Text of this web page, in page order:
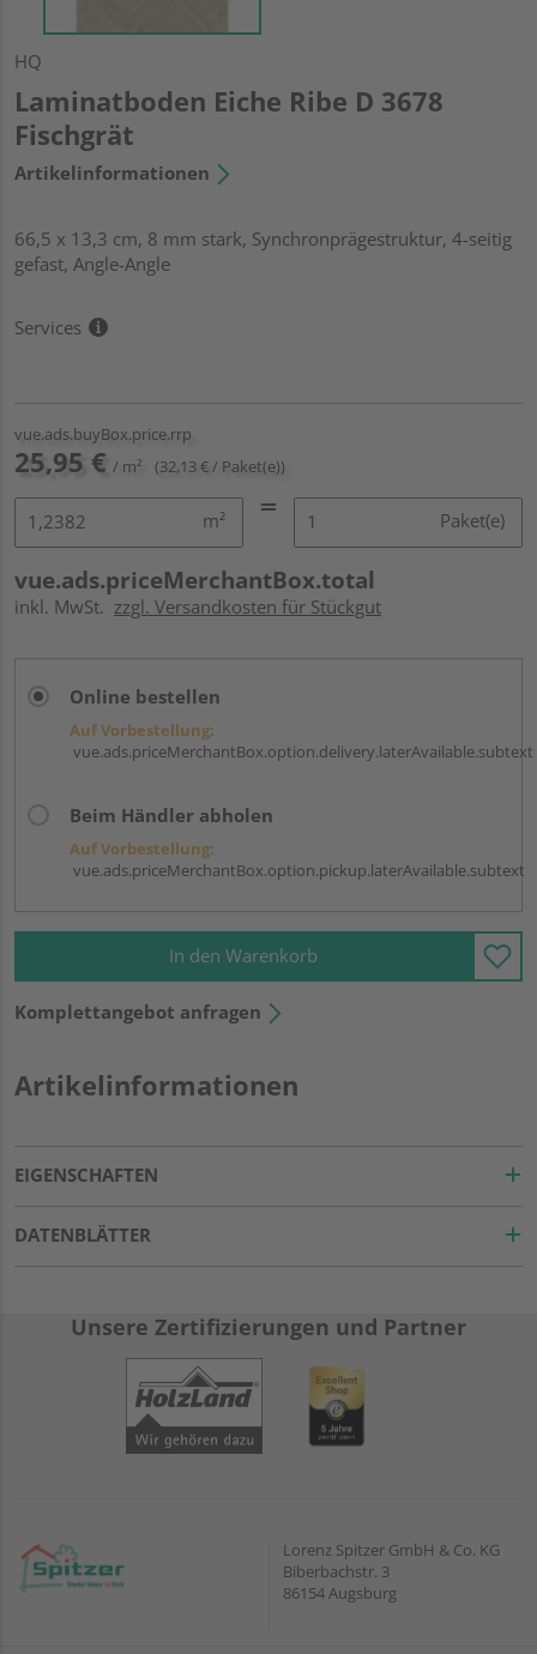
HQ
Laminatboden Eiche Ribe D 3678
Fischgrät
Artikelinformationen
66,5 x 13,3 cm, 8 mm stark, Synchronprägestruktur, 4-seitig
gefast, Angle-Angle
Services
vue.ads.buyBox.price.rrp
25,95 € / m² (32,13 € / Paket(e))
m² Paket(e)
vue.ads.priceMerchantBox.total
inkl. MwSt. zzgl. Versandkosten für Stückgut
Online bestellen
Auf Vorbestellung:
vue.ads.priceMerchantBox.option.delivery.laterAvailable.subtext
Beim Händler abholen
Auf Vorbestellung:
vue.ads.priceMerchantBox.option.pickup.laterAvailable.subtext
In den Warenkorb
Komplettangebot anfragen
Artikelinformationen
EIGENSCHAFTEN
DATENBLÄTTER
Unsere Zertifizierungen und Partner
Lorenz Spitzer GmbH & Co. KG
Biberbachstr. 3
86154 Augsburg